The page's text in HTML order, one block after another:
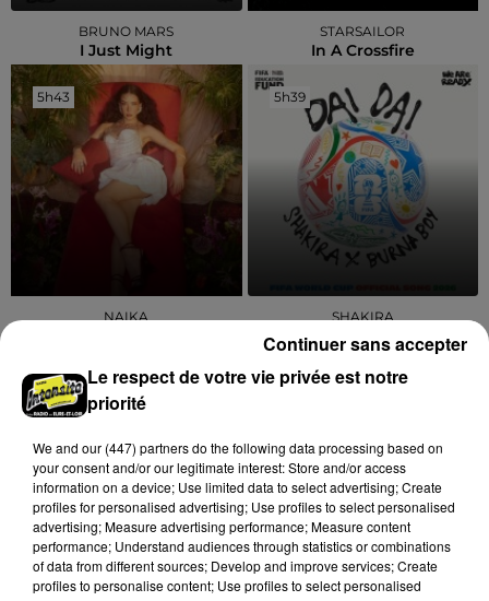
BRUNO MARS
I Just Might
STARSAILOR
In A Crossfire
5h43
5h43
NAIKA
5h39
5h39
SHAKIRA
TOUS LES JEUX Voir plus
Le respect de votre vie privée est notre
priorité
We and our (447) partnersdo the following data processing based on
your consent and/or our legitimate interest: Store and/or access
information on a device; Use limited data to select advertising; Create
profiles for personalised advertising; Use profiles to select personalised
advertising; Measure advertising performance; Measure content
performance; Understand audiences through statistics or combinations
of data from different sources; Develop and improve services; Create
profiles to personalise content; Use profiles to select personalised
Continuer sans accepter